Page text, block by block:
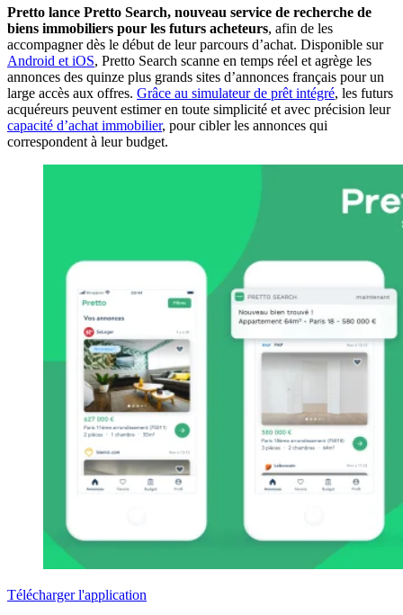
Pretto lance Pretto Search, nouveau service de recherche de
biens immobiliers pour les futurs acheteurs, afin de les
accompagner dès le début de leur parcours d’achat. Disponible sur
Android et iOS, Pretto Search scanne en temps réel et agrège les
annonces des quinze plus grands sites d’annonces français pour un
large accès aux offres. Grâce au simulateur de prêt intégré, les futurs
acquéreurs peuvent estimer en toute simplicité et avec précision leur
capacité d’achat immobilier, pour cibler les annonces qui
correspondent à leur budget.
Télécharger l'application